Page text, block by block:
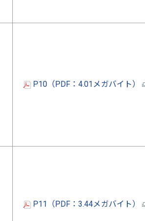
P10（PDF：4.01メガバイト）
P11（PDF：3.44メガバイト）